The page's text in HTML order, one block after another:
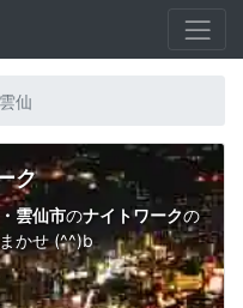
仙
ク
雲仙市のナイトワークの
かせ (^^)b